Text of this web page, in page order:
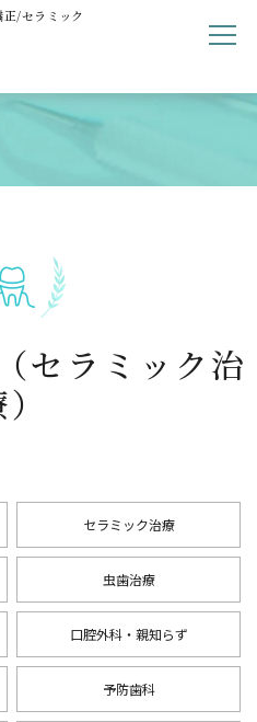
セラミック治
セラミック治療
虫歯治療
口腔外科・親知らず
予防歯科
/セラミック